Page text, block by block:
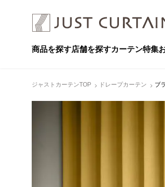
商品を探す店舗を探すカーテン特集
ジャストカーテンTOP ドレープカーテン ブ